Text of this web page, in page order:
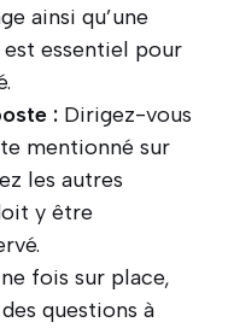
ainsi qu’une
essentiel pour
: Dirigez-vous
mentionné sur
les autres
y être
fois sur place,
questions à